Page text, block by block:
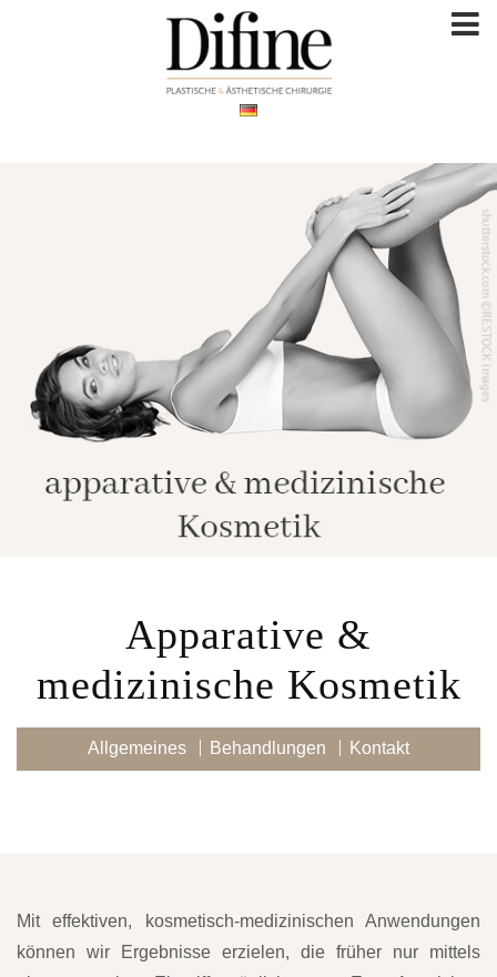
Apparative &
medizinische Kosmetik
Allgemeines Behandlungen Kontakt
Mit effektiven, kosmetisch-medizinischen Anwendungen
können wir Ergebnisse erzielen, die früher nur mittels